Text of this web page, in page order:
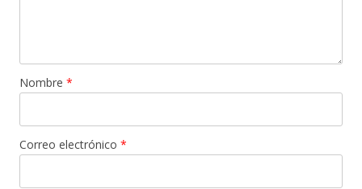
Nombre *
Correo electrónico *